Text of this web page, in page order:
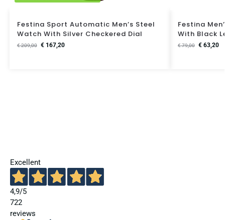
Festina Sport Automatic Men’s Steel
Watch With Silver Checkered Dial
€209,00 €167,20
Festina
With Black
€79,00 €63,20
Excellent
4,9/5
722
reviews